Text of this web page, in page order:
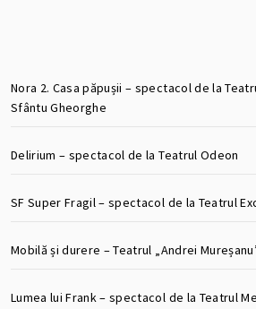
Nora 2. Casa păpușii – spectacol de la
Sfântu Gheorghe
Delirium – spectacol de la Teatrul Odeon
SF Super Fragil – spectacol de la Teatrul
Mobilă și durere – Teatrul „Andrei
Lumea lui Frank – spectacol de la Teatrul